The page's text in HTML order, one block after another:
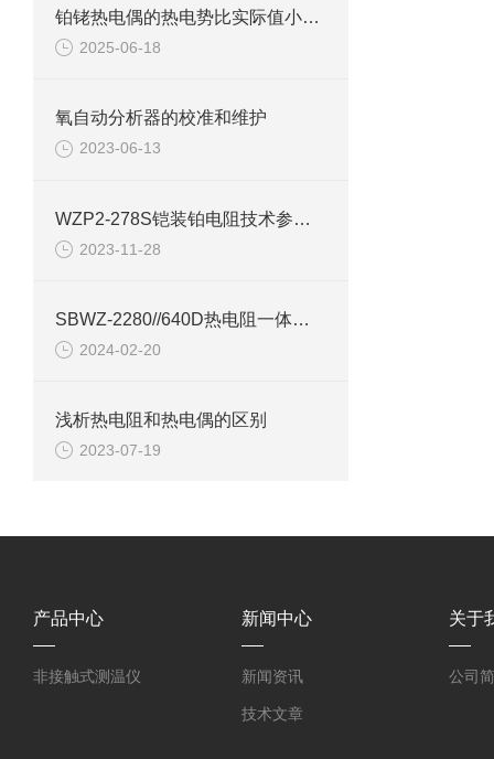
铂铑热电偶的热电势比实际值小该如何处理？
2025-06-18
氧自动分析器的校准和维护
2023-06-13
WZP2-278S铠装铂电阻技术参数介绍
2023-11-28
SBWZ-2280//640D热电阻一体化变送器产品介绍
2024-02-20
浅析热电阻和热电偶的区别
2023-07-19
产品中心
非接触式测温仪
新闻中心
新闻资讯
技术文章
关于
公司